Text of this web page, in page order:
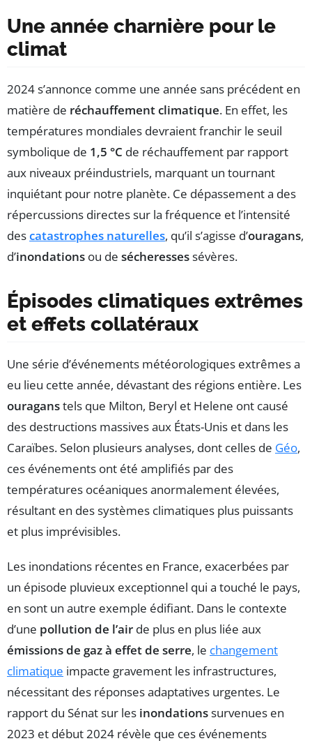
Une année charnière pour le
climat
2024 s’annonce comme une année sans précédent en
matière de réchauffement climatique. En effet, les
températures mondiales devraient franchir le seuil
symbolique de 1,5 °C de réchauffement par rapport
aux niveaux préindustriels, marquant un tournant
inquiétant pour notre planète. Ce dépassement a des
répercussions directes sur la fréquence et l’intensité
descatastrophes naturelles, qu’il s’agisse d’ouragans,
d’inondations ou de sécheressessévères.
Épisodes climatiques extrêmes
et effets collatéraux
Une série d’événements météorologiques extrêmes a
eu lieu cette année, dévastant des régions entière. Les
ouraganstels que Milton, Beryl et Helene ont causé
des destructions massives aux États-Unis et dans les
Caraïbes. Selon plusieurs analyses, dont celles de Géo,
ces événements ont été amplifiés par des
températures océaniques anormalement élevées,
résultant en des systèmes climatiques plus puissants
et plus imprévisibles.
Les inondations récentes en France, exacerbées par
un épisode pluvieux exceptionnel qui a touché le pays,
en sont un autre exemple édifiant. Dans le contexte
d’une pollution de l’air de plus en plus liée aux
émissions de gaz à effet de serre, le changement
climatique impacte gravement les infrastructures,
nécessitant des réponses adaptatives urgentes. Le
rapport du Sénat sur les inondationssurvenues en
2023 et début 2024 révèle que ces événements